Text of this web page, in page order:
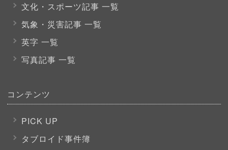
文化・スポーツ記事 一覧
気象・災害記事 一覧
英字 一覧
写真記事 一覧
コンテンツ
PICK UP
タブロイド事件簿